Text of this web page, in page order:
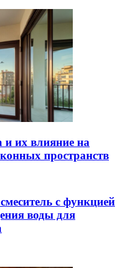
и их влияние на
пространств
с функцией
воды для